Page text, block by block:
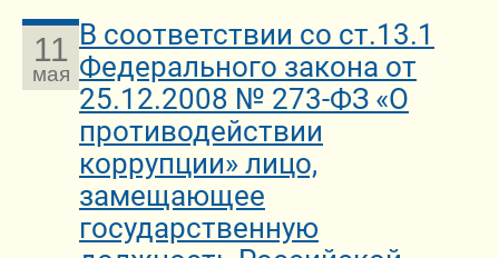
11
мая
В соответствии со ст.13.1
Федерального закона от
25.12.2008 № 273-ФЗ «О
противодействии
коррупции» лицо,
замещающее
государственную